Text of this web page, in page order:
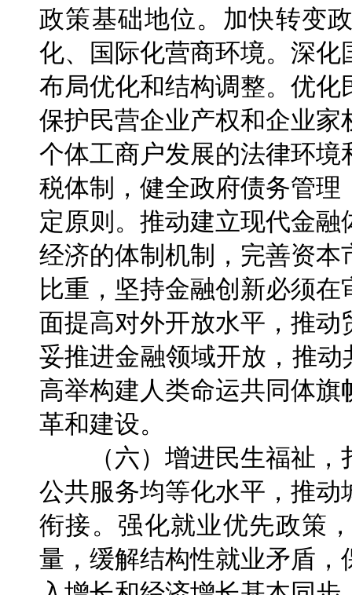
政策基础地位。加快转变
化、国际化营商环境。深
布局优化和结构调整。优
保护民营企业产权和企业
个体工商户发展的法律环
税体制，健全政府债务管
定原则。推动建立现代金
经济的体制机制，完善资
比重，坚持金融创新必须
面提高对外开放水平，推
妥推进金融领域开放，推动
高举构建人类命运共同体
革和建设。
（六）增进民生福祉，
公共服务均等化水平，推
衔接。强化就业优先政策
量，缓解结构性就业矛盾